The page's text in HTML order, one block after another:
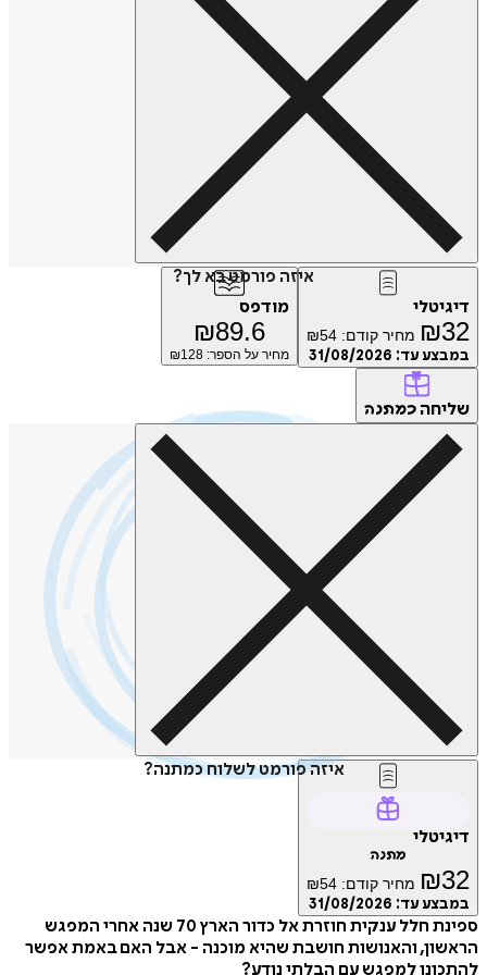
איזה פורמט בא לך?
₪ מחיר קודם: ₪54
עד:31/08/2026
מודפס
₪89.6
מחיר על הספר: ₪128
כמתנה
איזה פורמט לשלוח כמתנה?
₪ מחיר קודם: ₪54
עד:31/08/2026
ספינת חלל ענקית חוזרת אל כדור הארץ 70 שנה אחרי המפגש
והאנושות חושבת שהיא מוכנה - אבל האם באמת אפשר
למפגש עם הבלתי נודע?